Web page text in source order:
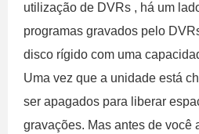
utilização de DVRs , há um
programas gravados pelo
disco rígido com uma
Uma vez que a unidade está
ser apagados para liberar
gravações. Mas antes de você